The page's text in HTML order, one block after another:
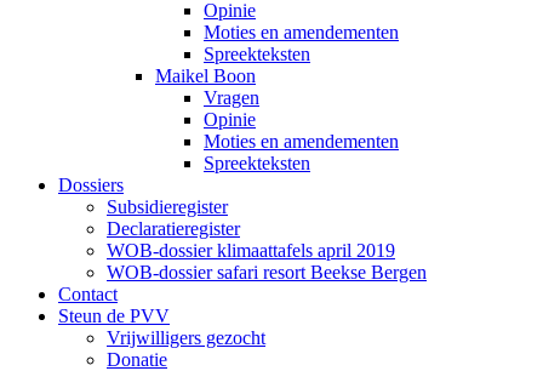
Opinie
Moties en amendementen
Spreekteksten
Maikel Boon
Vragen
Opinie
Moties en amendementen
Spreekteksten
Dossiers
Subsidieregister
Declaratieregister
WOB-dossier klimaattafels april 2019
WOB-dossier safari resort Beekse Bergen
Contact
Steun de PVV
Vrijwilligers gezocht
Donatie